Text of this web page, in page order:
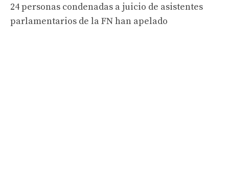
24 personas condenadas a juicio de asistentes
parlamentarios de la FN han apelado